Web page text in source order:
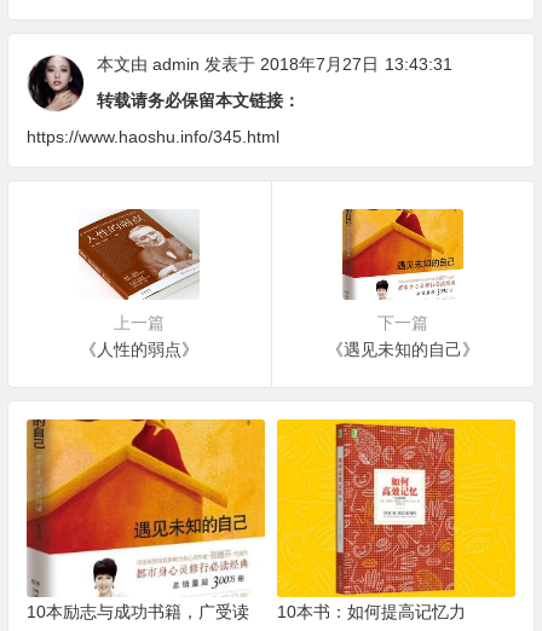
本文由 admin 发表于 2018年7月27日 13:43:31
转载请务必保留本文链接：
https://www.haoshu.info/345.html
上一篇
《人性的弱点》
下一篇
《遇见未知的自己》
10本励志与成功书籍，广受读
10本书：如何提高记忆力